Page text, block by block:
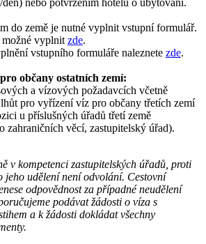
do země je nutné vyplnit vstupní formulář.
vyplnit zde.
vstupního formuláře naleznete zde.
občany ostatních zemí:
a vízových požadavcích včetně
pro vyřízení víz pro občany třetích zemí
u příslušných úřadů třetí země
zahraničních věcí, zastupitelský úřad).
v kompetenci zastupitelských úřadů, proti
jeho udělení není odvolání. Cestovní
odpovědnost za případné neudělení
podávat žádosti o víza s
a k žádosti dokládat všechny